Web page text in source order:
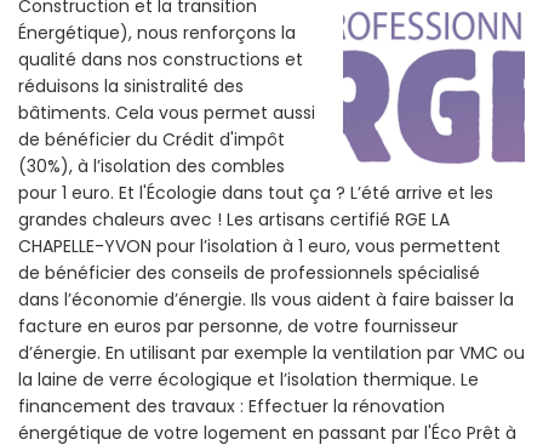
Construction et la transition
Énergétique), nous renforçons la
qualité dans nos constructions et
réduisons la sinistralité des
bâtiments. Cela vous permet aussi
de bénéficier du Crédit d'impôt
(30%), à l’isolation des combles
pour 1 euro. Et l'Écologie dans tout ça ? L’été arrive et les
grandes chaleurs avec ! Les artisans certifié RGE LA
CHAPELLE-YVON pour l’isolation à 1 euro, vous permettent
de bénéficier des conseils de professionnels spécialisé
dans l’économie d’énergie. Ils vous aident à faire baisser la
facture en euros par personne, de votre fournisseur
d’énergie. En utilisant par exemple la ventilation par VMC ou
la laine de verre écologique et l’isolation thermique. Le
financement des travaux : Effectuer la rénovation
énergétique de votre logement en passant par l'Éco Prêt à